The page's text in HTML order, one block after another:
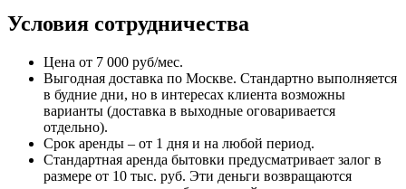
Условия сотрудничества
Цена от 7 000 руб/мес.
Выгодная доставка по Москве. Стандартно выполняется
в будние дни, но в интересах клиента возможны
варианты (доставка в выходные оговаривается
отдельно).
Срок аренды – от 1 дня и на любой период.
Стандартная аренда бытовки предусматривает залог в
размере от 10 тыс. руб. Эти деньги возвращаются